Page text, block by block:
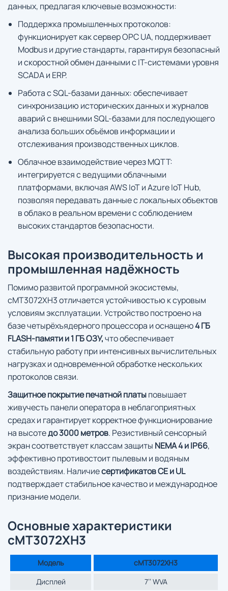
данных, предлагая ключевые возможности:
Поддержка промышленных протоколов:
функционирует как сервер OPC UA, поддерживает
Modbus и другие стандарты, гарантируя безопасный
и скоростной обмен данными с IT-системами уровня
SCADA и ERP.
Работа с SQL-базами данных: обеспечивает
синхронизацию исторических данных и журналов
аварий с внешними SQL-базами для последующего
анализа больших объёмов информации и
отслеживания производственных циклов.
Облачное взаимодействие через MQTT:
интегрируется с ведущими облачными
платформами, включая AWS IoT и Azure IoT Hub,
позволяя передавать данные с локальных объектов
в облако в реальном времени с соблюдением
высоких стандартов безопасности.
Высокая производительность и
промышленная надёжность
Помимо развитой программной экосистемы,
cMT3072XH3 отличается устойчивостью к суровым
условиям эксплуатации. Устройство построено на
базе четырёхъядерного процессора и оснащено4 ГБ
FLASH-памяти и 1 ГБ ОЗУ,что обеспечивает
стабильную работу при интенсивных вычислительных
нагрузках и одновременной обработке нескольких
протоколов связи.
Защитное покрытие печатной платыповышает
живучесть панели оператора в неблагоприятных
средах и гарантирует корректное функционирование
на высотедо 3000 метров. Резистивный сенсорный
экран соответствует классам защиты NEMA 4 и IP66,
эффективно противостоит пылевым и водяным
воздействиям. Наличиесертификатов CE и UL
подтверждает стабильное качество и международное
признание модели.
Основные характеристики
cMT3072XH3
Модель
cMT3072XH3
Дисплей
7’’ WVA